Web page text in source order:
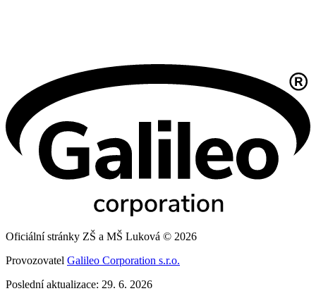
Oficiální stránky ZŠ a MŠ Luková © 2026
Provozovatel Galileo Corporation s.r.o.
Poslední aktualizace: 29. 6. 2026